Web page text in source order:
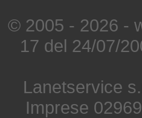
© 2005 - 2026 -
17 del 24/07/
Lanetservice
Imprese